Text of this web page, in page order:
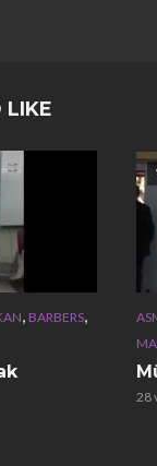
LIKE
, BARBERS,
28